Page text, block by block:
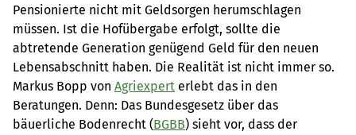
Pensionierte nicht mit Geldsorgen herumschlagen
müssen. Ist die Hofübergabe erfolgt, sollte die
abtretende Generation genügend Geld für den neuen
Lebensabschnitt haben. Die Realität ist nicht immer so.
Markus Bopp von Agriexpert erlebt das in den
Beratungen. Denn: Das Bundesgesetz über das
bäuerliche Bodenrecht (BGBB) sieht vor, dass der